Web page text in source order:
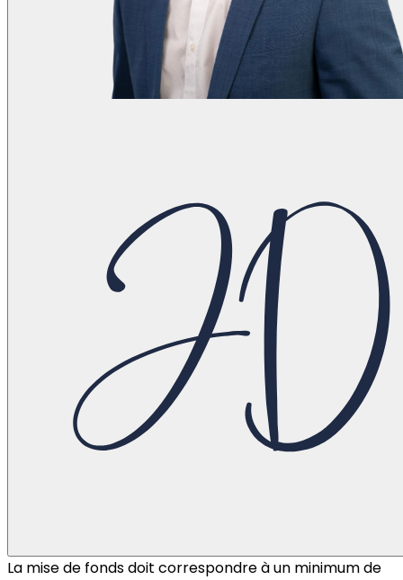
La mise de fonds doit correspondre à un minimum de